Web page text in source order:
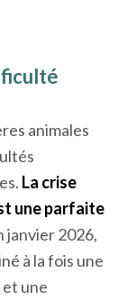
animales
La crise
une parfaite
janvier 2026,
à la fois une
une